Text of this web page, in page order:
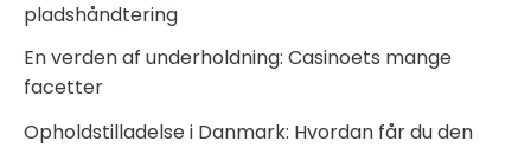
pladshåndtering
En verden af underholdning: Casinoets mange
facetter
Opholdstilladelse i Danmark: Hvordan får du den